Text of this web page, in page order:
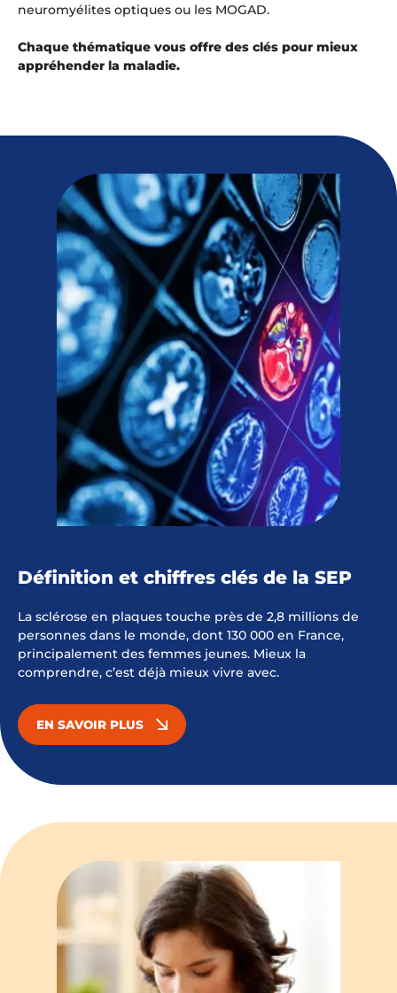
neuromyélites optiques ou les MOGAD.
Chaque thématique vous offre des clés pour mieux
appréhender la maladie.
Définition et chiffres clés de la SEP
La sclérose en plaques touche près de 2,8 millions de
personnes dans le monde, dont 130 000 en France,
principalement des femmes jeunes. Mieux la
comprendre, c’est déjà mieux vivre avec.
EN SAVOIR PLUS